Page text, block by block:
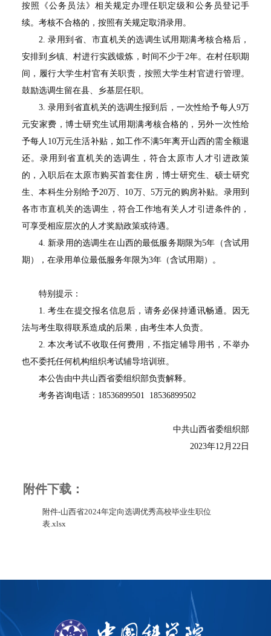
按照《公务员法》相关规定办理任职定级和公务员登记手
续。考核不合格的，按照有关规定取消录用。
2.录用到省、市直机关的选调生试用期满考核合格后，
安排到乡镇、村进行实践锻炼，时间不少于2年。在村任职期
间，履行大学生村官有关职责，按照大学生村官进行管理。
鼓励选调生留在县、乡基层任职。
3.录用到省直机关的选调生报到后，一次性给予每人9万
元安家费，博士研究生试用期满考核合格的，另外一次性给
予每人 10万元生活补贴，如工作不满5年离开山西的需全额退
还。录用到省直机关的选调生，符合太原市人才引进政策
的，入职后在太原市购买首套住房，博士研究生、硕士研究
生、本科生分别给予20万、 10万、 5万元的购房补贴。录用到
各市市直机关的选调生，符合工作地有关人才引进条件的，
可享受相应层次的人才奖励政策或待遇。
4. 新录用的选调生在山西的最低服务期限为5年（含试用
期），在录用单位最低服务年限为3年（含试用期）。
特别提示：
1.考生在提交报名信息后，请务必保持通讯畅通。因无
法与考生取得联系造成的后果，由考生本人负责。
2.本次考试不收取任何费用，不指定辅导用书，不举办
也不委托任何机构组织考试辅导培训班。
本公告由中共山西省委组织部负责解释。
考务咨询电话： 18536899501 18536899502
中共山西省委组织部
2023年12月 22 日
附件下载：
附件-山西省2024年定向选调优秀高校毕业生职位
表.xlsx